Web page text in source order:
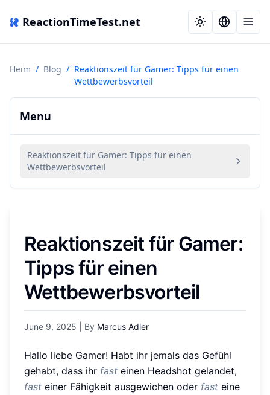
ReactionTimeTest.net
Heim / Blog / Reaktionszeit für Gamer: Tipps für einen
Wettbewerbsvorteil
Menu
Reaktionszeit für Gamer: Tipps für einen
Wettbewerbsvorteil
Reaktionszeit für Gamer:
Tipps für einen
Wettbewerbsvorteil
June 9, 2025 | By Marcus Adler
Hallo liebe Gamer! Habt ihr jemals das Gefühl
gehabt, dass ihr fast einen Headshot gelandet,
fast einer Fähigkeit ausgewichen oder fast eine